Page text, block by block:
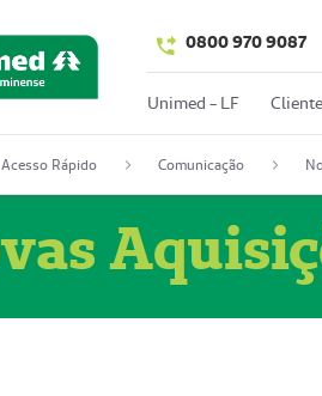
0800 970 9087
Unimed - LF Cliente
Acesso Rápido Comunicação